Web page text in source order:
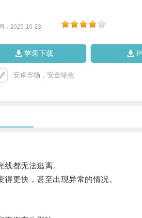
：2025-10-23
苹果下载
安卓市场，安全绿色
都无法逃离。
更快，甚至出现异常的情况。